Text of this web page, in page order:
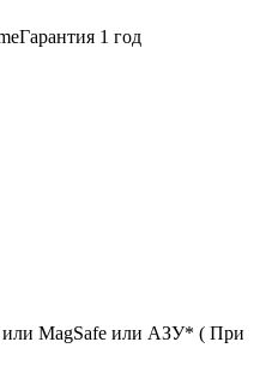
Гарантия 1 год
MagSafe или AЗУ* ( При